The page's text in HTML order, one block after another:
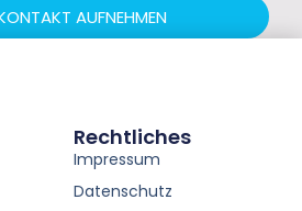
KONTAKT AUFNEHMEN
Rechtliches
Impressum
Datenschutz